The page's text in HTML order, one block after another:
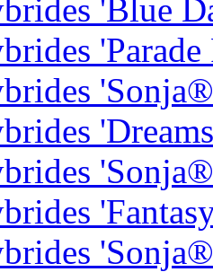
'Blue
'Parade